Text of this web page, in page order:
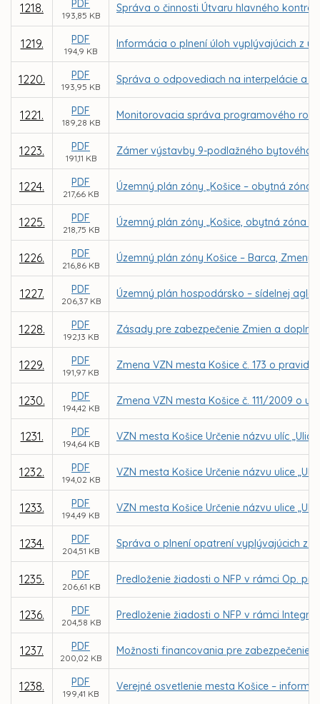
1218. PDF
193,85 KB
Správa o činnosti Útvaru hlavného
1219. PDF
194,9 KB
Informácia o plnení úloh vyplývajúcich z
1220. PDF
193,95 KB
Správa o odpovediach na interpelácie a
1221. PDF
189,28 KB
Monitorovacia správa programového
1223. PDF
191,11 KB
Zámer výstavby 9-podlažného bytového
1224. PDF
217,66 KB
Územný plán zóny „Košice – obytná zóna
1225. PDF
218,75 KB
Územný plán zóny „Košice, obytná zóna
1226. PDF
216,86 KB
Územný plán zóny Košice – Barca, Zmeny
1227. PDF
206,37 KB
Územný plán hospodársko – sídelnej
1228. PDF
192,13 KB
Zásady pre zabezpečenie Zmien a
1229. PDF
191,97 KB
Zmena VZN mesta Košice č. 173 o
1230. PDF
194,42 KB
Zmena VZN mesta Košice č. 111/2009 o
1231. PDF
194,64 KB
VZN mesta Košice Určenie názvu ulíc
1232. PDF
194,02 KB
VZN mesta Košice Určenie názvu ulice
1233. PDF
194,49 KB
VZN mesta Košice Určenie názvu ulice
1234. PDF
204,51 KB
Správa o plnení opatrení vyplývajúcich z
1235. PDF
206,61 KB
Predloženie žiadosti o NFP v rámci Op.
1236. PDF
204,58 KB
Predloženie žiadosti o NFP v rámci
1237. PDF
200,02 KB
Možnosti financovania pre
1238. PDF
199,41 KB
Verejné osvetlenie mesta Košice –